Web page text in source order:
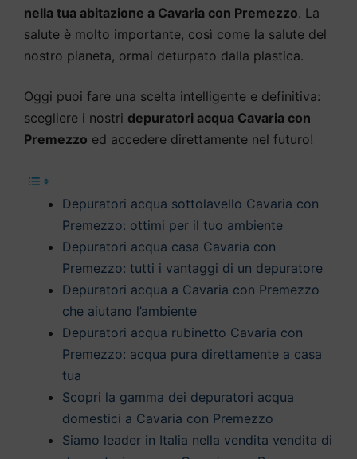
nella tua abitazione a Cavaria con Premezzo. La
salute è molto importante, così come la salute del
nostro pianeta, ormai deturpato dalla plastica.
Oggi puoi fare una scelta intelligente e definitiva:
scegliere i nostri depuratori acqua Cavaria con
Premezzo ed accedere direttamente nel futuro!
Depuratori acqua sottolavello Cavaria con
Premezzo: ottimi per il tuo ambiente
Depuratori acqua casa Cavaria con
Premezzo: tutti i vantaggi di un depuratore
Depuratori acqua a Cavaria con Premezzo
che aiutano l’ambiente
Depuratori acqua rubinetto Cavaria con
Premezzo: acqua pura direttamente a casa
tua
Scopri la gamma dei depuratori acqua
domestici a Cavaria con Premezzo
Siamo leader in Italia nella vendita vendita di